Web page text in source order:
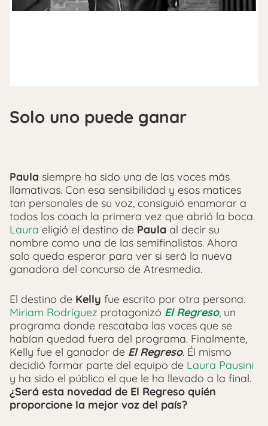
Solo uno puede ganar
Paula siempre ha sido una de las voces más
llamativas. Con esa sensibilidad y esos matices
tan personales de su voz, consiguió enamorar a
todos los coach la primera vez que abrió la boca.
Laura eligió el destino de Paula al decir su
nombre como una de las semifinalistas. Ahora
solo queda esperar para ver si será la nueva
ganadora del concurso de Atresmedia.
El destino de Kelly fue escrito por otra persona.
Miriam Rodríguez protagonizó El Regreso, un
programa donde rescataba las voces que se
habían quedad fuera del programa. Finalmente,
Kelly fue el ganador de El Regreso. Él mismo
decidió formar parte del equipo de Laura Pausini
y ha sido el público el que le ha llevado a la final.
¿Será esta novedad de El Regreso quién
proporcione la mejor voz del país?